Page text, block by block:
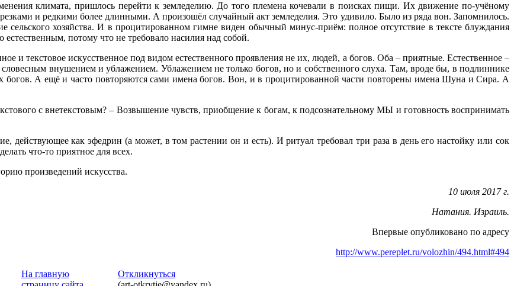
климата, пришлось перейти к земледелию. До того племена кочевали в поисках пищи. Их движение по-учёному
и редкими более длинными. А произошёл случайный акт земледелия. Это удивило. Было из ряда вон. Запомнилось.
сельского хозяйства. И в процитированном гимне виден обычный минус-приём: полное отсутствие в тексте блуждания
потому что не требовало насилия над собой.
и текстовое искусственное под видом естественного проявления не их, людей, а богов. Оба – приятные. Естественное –
внушением и ублажением. Ублажением не только богов, но и собственного слуха. Там, вроде бы, в подлиннике
богов. А ещё и часто повторяются сами имена богов. Вон, и в процитированной части повторены имена Шуна и Сира. А
с внетекстовым? – Возвышение чувств, приобщение к богам, к подсознательному МЫ и готовность воспринимать
действующее как эфедрин (а может, в том растении он и есть). И ритуал требовал три раза в день его настойку или сок
что-то приятное для всех.
произведений искусства.
10 июля 2017 г.
Натания. Израиль.
Впервые опубликовано по адресу
http://www.pereplet.ru/volozhin/494.html#494
На главную
Откликнуться